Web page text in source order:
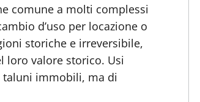
comune a molti complessi
d’uso per locazione o
storiche e irreversibile,
loro valore storico. Usi
immobili, ma di